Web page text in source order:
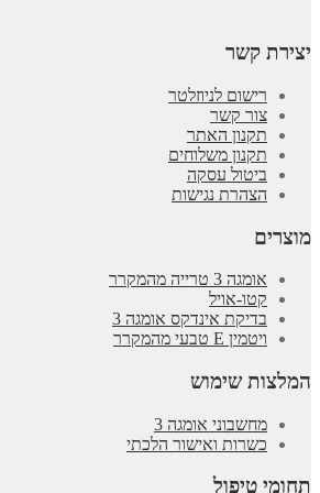
יצירת קשר
רישום לניוזלטר
צור קשר
תקנון האתר
תקנון משלוחים
ביטול עסקה
הצהרת נגישות
מוצרים
אומגה 3 טרייה מהמקרר
קטו-אויל
בדיקת אינדקס אומגה 3
ויטמין E טבעי מהמקרר
המלצות שימוש
מחשבוני אומגה 3
כשרות ואישור הלכתי
תחומי טיפול